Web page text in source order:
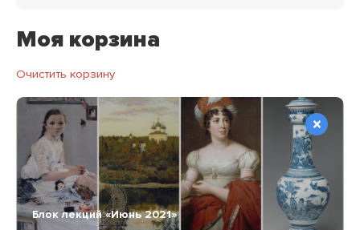
Моя корзина
Очистить корзину
Блок лекций «Июнь 2021»